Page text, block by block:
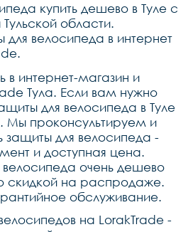
купить дешево в Туле с
области.
велосипеда в интернет
в интернет-магазин и
Тула. Если вам нужно
для велосипеда в Туле
Мы проконсультируем и
для велосипеда -
и доступная цена.
велосипеда очень дешево
скидкой на распродаже.
обслуживание.
на LorakTrade -